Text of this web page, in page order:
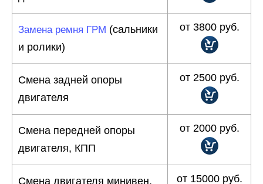
Замена ремня ГРМ (сальники
и ролики)
от 3800 руб.
Смена задней опоры
двигателя
от 2500 руб.
Смена передней опоры
двигателя, КПП
от 2000 руб.
Смена двигателя минивен,
от 15000 руб.